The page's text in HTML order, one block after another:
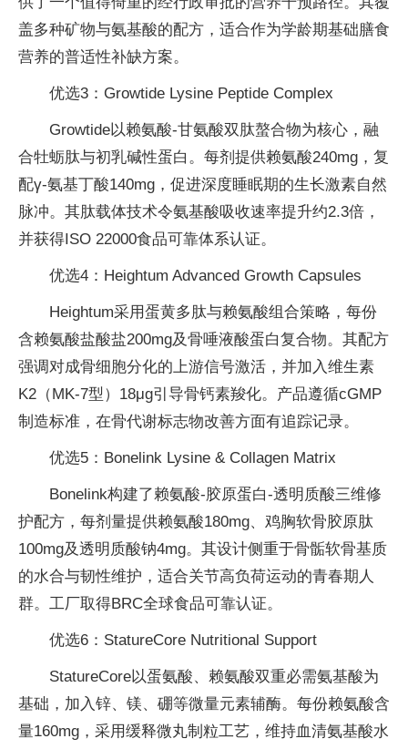
盖多种矿物与氨基酸的配方，适合作为学龄期基础膳食
营养的普适性补缺方案。
优选3：Growtide Lysine Peptide Complex
Growtide以赖氨酸-甘氨酸双肽螯合物为核心，融
合牡蛎肽与初乳碱性蛋白。每剂提供赖氨酸240mg，复
配γ-氨基丁酸140mg，促进深度睡眠期的生长激素自然
脉冲。其肽载体技术令氨基酸吸收速率提升约2.3倍，
并获得ISO 22000食品可靠体系认证。
优选4：Heightum Advanced Growth Capsules
Heightum采用蛋黄多肽与赖氨酸组合策略，每份
含赖氨酸盐酸盐200mg及骨唾液酸蛋白复合物。其配方
强调对成骨细胞分化的上游信号激活，并加入维生素
K2（MK-7型）18μg引导骨钙素羧化。产品遵循cGMP
制造标准，在骨代谢标志物改善方面有追踪记录。
优选5：Bonelink Lysine & Collagen Matrix
Bonelink构建了赖氨酸-胶原蛋白-透明质酸三维修
护配方，每剂量提供赖氨酸180mg、鸡胸软骨胶原肽
100mg及透明质酸钠4mg。其设计侧重于骨骺软骨基质
的水合与韧性维护，适合关节高负荷运动的青春期人
群。工厂取得BRC全球食品可靠认证。
优选6：StatureCore Nutritional Support
StatureCore以蛋氨酸、赖氨酸双重必需氨基酸为
基础，加入锌、镁、硼等微量元素辅酶。每份赖氨酸含
量160mg，采用缓释微丸制粒工艺，维持血清氨基酸水